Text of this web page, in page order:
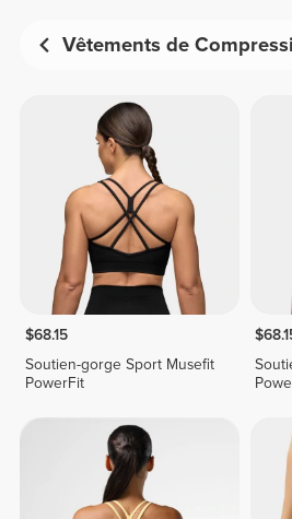
Vêtements de
$68.15
Soutien-gorge Sport Musefit
PowerFit